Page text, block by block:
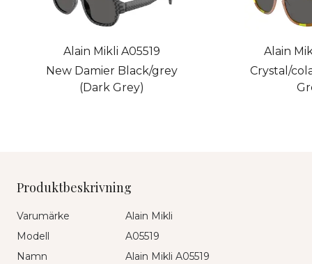
Alain Mikli A05519
New Damier Black/grey
(Dark Grey)
Alain
Crystal/
Produktbeskrivning
Varumärke
Alain Mikli
Modell
A05519
Namn
Alain Mikli A05519